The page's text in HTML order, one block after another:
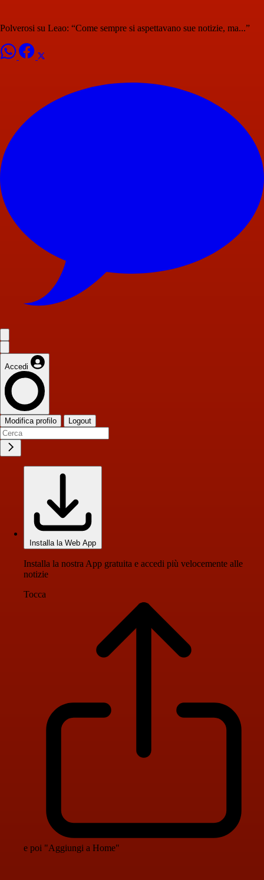
Polverosi su Leao: “Come sempre si aspettavano sue notizie, ma...”
Accedi
Modifica profilo Logout
Installa la Web App
Installa la nostra App gratuita e accedi più velocemente alle
notizie
Tocca
e poi "Aggiungi a Home"